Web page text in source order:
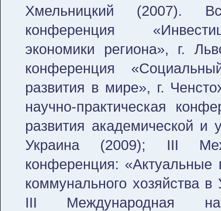
Хмельницкий (2007).
конференция
экономики региона», г.
конференция
развития в мире», г.
научно-практическая
развития академической и
Украина (2009); III
конференция:
коммунального хозяйства
III Международная